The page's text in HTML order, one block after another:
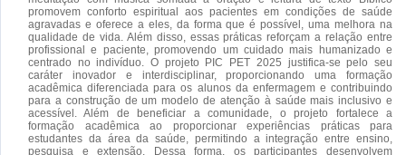
promovem conforto espiritual aos pacientes em condições de saúde
agravadas e oferece a eles, da forma que é possível, uma melhora na
qualidade de vida. Além disso, essas práticas reforçam a relação entre
profissional e paciente, promovendo um cuidado mais humanizado e
centrado no indivíduo. O projeto PIC PET 2025 justifica-se pelo seu
caráter inovador e interdisciplinar, proporcionando uma formação
acadêmica diferenciada para os alunos da enfermagem e contribuindo
para a construção de um modelo de atenção à saúde mais inclusivo e
acessível. Além de beneficiar a comunidade, o projeto fortalece a
formação acadêmica ao proporcionar experiências práticas para
estudantes da área da saúde, permitindo a integração entre ensino,
pesquisa e extensão. Dessa forma, os participantes desenvolvem